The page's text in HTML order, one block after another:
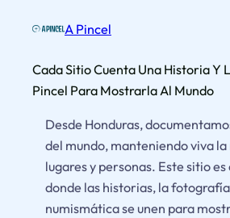
A Pincel
Cada Sitio Cuenta Una Historia Y
Pincel Para Mostrarla Al Mundo
Desde Honduras,
del mundo, manteniendo viva
lugares y personas. Este sitio es
donde las historias, la
numismática se unen para